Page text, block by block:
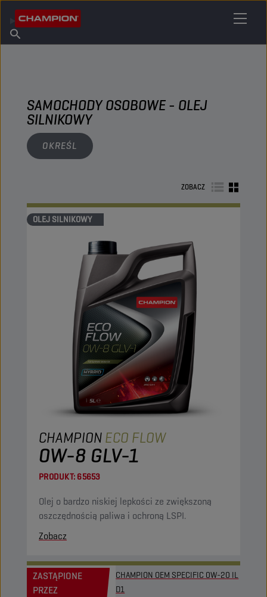
O firmie Champion
Znajdź punkt sprzedaży
SAMOCHODY OSOBOWE - OLEJ
SILNIKOWY
OKREŚL
ZOBACZ
OLEJ SILNIKOWY
CHAMPIONECO FLOW
0W-8 GLV-1
PRODUKT: 65653
Olej o bardzo niskiej lepkości ze zwiększoną
oszczędnością paliwa i ochroną LSPI.
Zobacz
ZASTĄPIONE
PRZEZ
CHAMPION OEM SPECIFIC 0W-20 IL
D1